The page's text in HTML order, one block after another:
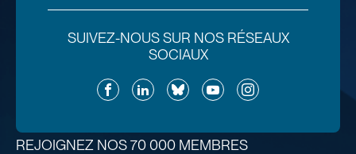
SUIVEZ-NOUS SUR NOS RÉSEAUX
SOCIAUX
FacebookLinkedInBlueskyYouTubeInstagram
REJOIGNEZ NOS 70 000 MEMBRES